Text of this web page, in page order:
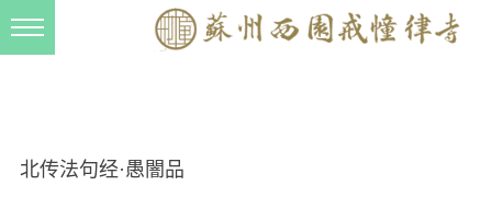
北传法句经·愚闇品